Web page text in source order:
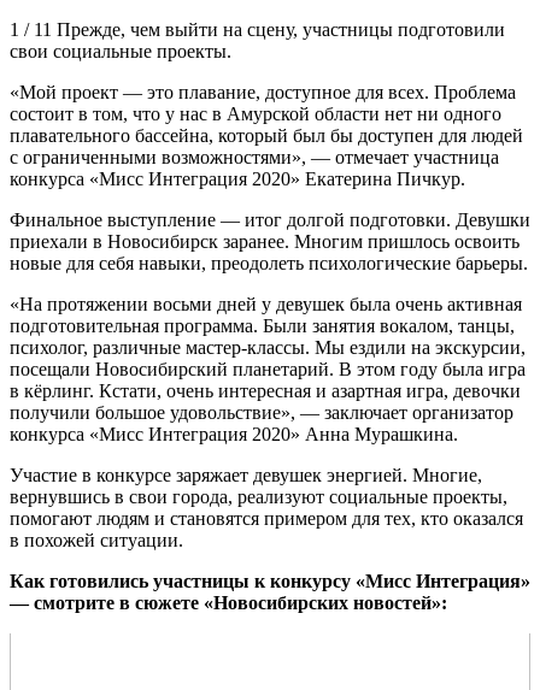
1 / 11 Прежде, чем выйти на сцену, участницы подготовили
свои социальные проекты.
«Мой проект — это плавание, доступное для всех. Проблема
состоит в том, что у нас в Амурской области нет ни одного
плавательного бассейна, который был бы доступен для людей
с ограниченными возможностями», — отмечает участница
конкурса «Мисс Интеграция 2020» Екатерина Пичкур.
Финальное выступление — итог долгой подготовки. Девушки
приехали в Новосибирск заранее. Многим пришлось освоить
новые для себя навыки, преодолеть психологические барьеры.
«На протяжении восьми дней у девушек была очень активная
подготовительная программа. Были занятия вокалом, танцы,
психолог, различные мастер-классы. Мы ездили на экскурсии,
посещали Новосибирский планетарий. В этом году была игра
в кёрлинг. Кстати, очень интересная и азартная игра, девочки
получили большое удовольствие», — заключает организатор
конкурса «Мисс Интеграция 2020» Анна Мурашкина.
Участие в конкурсе заряжает девушек энергией. Многие,
вернувшись в свои города, реализуют социальные проекты,
помогают людям и становятся примером для тех, кто оказался
в похожей ситуации.
Как готовились участницы к конкурсу «Мисс Интеграция»
— смотрите в сюжете «Новосибирских новостей»: